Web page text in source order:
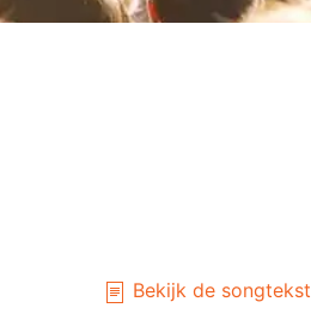
Bekijk de songtekst